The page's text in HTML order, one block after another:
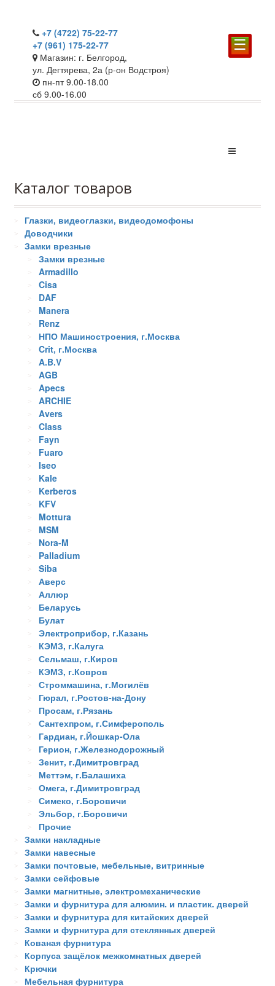
☰
+7 (4722) 75-22-77
+7 (961) 175-22-77
Магазин: г. Белгород,
ул. Дегтярева, 2а (р-он Водстроя)
пн-пт 9.00-18.00
сб 9.00-16.00
Каталог товаров
Глазки, видеоглазки, видеодомофоны
Доводчики
Замки врезные
Замки врезные
Armadillo
Cisa
DAF
Manera
Renz
НПО Машиностроения, г.Москва
Crit, г.Москва
A.B.V
AGB
Apecs
ARCHIE
Avers
Class
Fayn
Fuaro
Iseo
Kale
Kerberos
KFV
Mottura
MSM
Nora-M
Palladium
Siba
Аверс
Аллюр
Беларусь
Булат
Электроприбор, г.Казань
КЭМЗ, г.Калуга
Сельмаш, г.Киров
КЭМЗ, г.Ковров
Строммашина, г.Могилёв
Гюрал, г.Ростов-на-Дону
Просам, г.Рязань
Сантехпром, г.Симферополь
Гардиан, г.Йошкар-Ола
Герион, г.Железнодорожный
Зенит, г.Димитровград
Меттэм, г.Балашиха
Омега, г.Димитровград
Симеко, г.Боровичи
Эльбор, г.Боровичи
Прочие
Замки накладные
Замки навесные
Замки почтовые, мебельные, витринные
Замки сейфовые
Замки магнитные, электромеханические
Замки и фурнитура для алюмин. и пластик. дверей
Замки и фурнитура для китайских дверей
Замки и фурнитура для стеклянных дверей
Кованая фурнитура
Корпуса защёлок межкомнатных дверей
Крючки
Мебельная фурнитура